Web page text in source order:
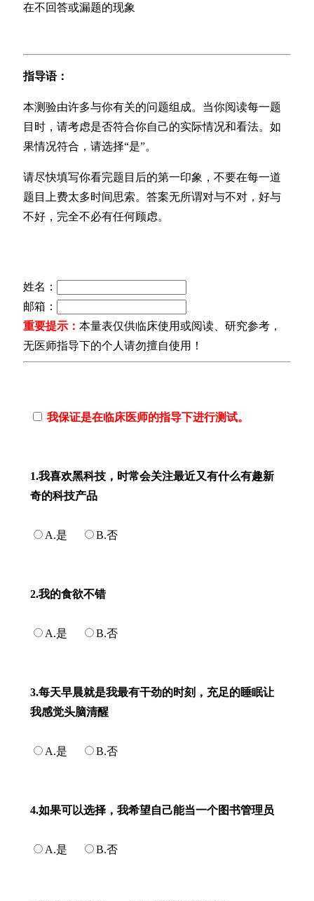
在不回答或漏题的现象
指导语：
本测验由许多与你有关的问题组成。当你阅读每一题
目时，请考虑是否符合你自己的实际情况和看法。如
果情况符合，请选择“是”。
请尽快填写你看完题目后的第一印象，不要在每一道
题目上费太多时间思索。答案无所谓对与不对，好与
不好，完全不必有任何顾虑。
姓名：
邮箱：
重要提示： 本量表仅供临床使用或阅读、研究参考，
无医师指导下的个人请勿擅自使用！
我保证是在临床医师的指导下进行测试。
1.我喜欢黑科技，时常会关注最近又有什么有趣新
奇的科技产品
A.是 B.否
2.我的食欲不错
A.是 B.否
3.每天早晨就是我最有干劲的时刻，充足的睡眠让
我感觉头脑清醒
A.是 B.否
4.如果可以选择，我希望自己能当一个图书管理员
A.是 B.否